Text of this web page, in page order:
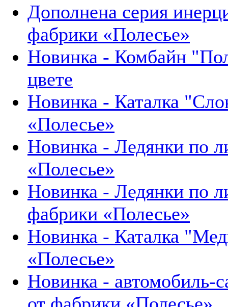
Дополнена серия
фабрики «Полесье»
Новинка - Комбайн
цвете
Новинка - Каталка
«Полесье»
Новинка - Ледянки по
«Полесье»
Новинка - Ледянки по
фабрики «Полесье»
Новинка - Каталка
«Полесье»
Новинка -